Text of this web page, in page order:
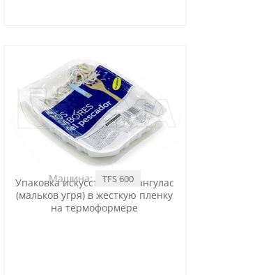
Упаковка искусственных ангулас
(мальков угря) в жесткую пленку
на термоформере
Машина: TFS 600